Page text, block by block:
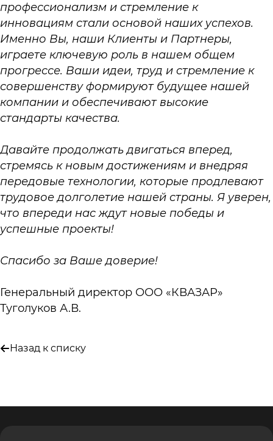
профессионализм и стремление к
инновациям стали основой наших успехов.
Именно Вы, наши Клиенты и Партнеры,
играете ключевую роль в нашем общем
прогрессе. Ваши идеи, труд и стремление к
совершенству формируют будущее нашей
компании и обеспечивают высокие
стандарты качества.
Давайте продолжать двигаться вперед,
стремясь к новым достижениям и внедряя
передовые технологии, которые продлевают
трудовое долголетие нашей страны. Я уверен,
что впереди нас ждут новые победы и
успешные проекты!
Спасибо за Ваше доверие!
Генеральный директор ООО «КВАЗАР»
Туголуков А.В.
Назад к списку